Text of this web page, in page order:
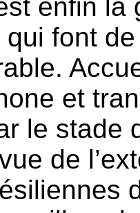
enfin
font
et
le stade
de